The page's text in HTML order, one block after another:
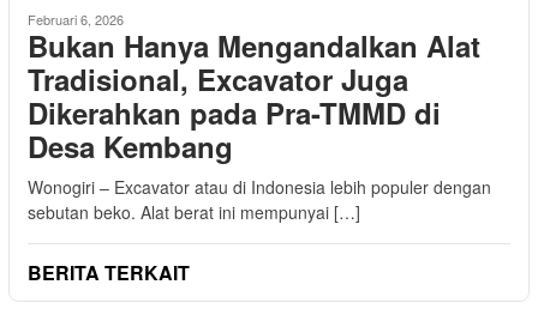
Februari 6, 2026
Bukan Hanya Mengandalkan Alat
Tradisional, Excavator Juga
Dikerahkan pada Pra-TMMD di
Desa Kembang
Wonogiri – Excavator atau di Indonesia lebih populer dengan
sebutan beko. Alat berat ini mempunyai […]
BERITA TERKAIT